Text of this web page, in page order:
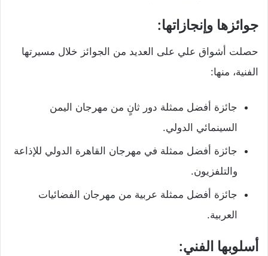
جوائزها وإنجازاتها:
حصلت أشواق علي على العديد من الجوائز خلال مسيرتها
الفنية، منها:
جائزة أفضل ممثلة دور ثانٍ من مهرجان اليمن
السينمائي الدولي.
جائزة أفضل ممثلة في مهرجان القاهرة الدولي للإذاعة
والتلفزيون.
جائزة أفضل ممثلة عربية من مهرجان الفضائيات
العربية.
أسلوبها الفني: